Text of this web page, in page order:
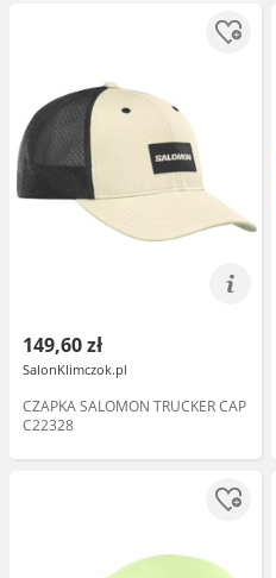
149,60 zł
SalonKlimczok.pl
CZAPKA SALOMON TRUCKER CAP
C22328